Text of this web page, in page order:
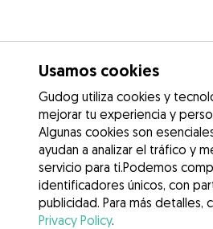
Usamos cookies
Gudog utiliza cookies y
mejorar tu experiencia y
Algunas cookies son
ayudan a analizar el tráfico y
servicio para ti.Podemos
identificadores únicos, con
publicidad. Para más detalles,
Privacy Policy.